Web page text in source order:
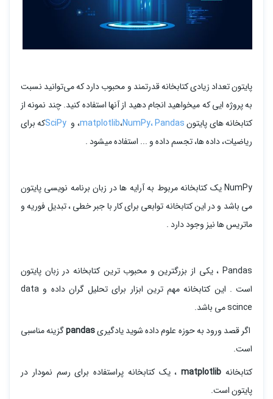
پایتون تعداد زیادی کتابخانه قدرتمند و محبوب دارد که می‌توانید نسبت
به پروژه ایی که میخواهید انجام دهید از آنها استفاده کنید. چند نمونه از
کتابخانه های پایتونNumPy، Pandas،matplotlib، و SciPyکه برای
ریاضیات، داده ها، تجسم داده و ... استفاده میشود .
NumPy یک کتابخانه مربوط به آرایه ها در زبان برنامه نویسی پایتون
می باشد و در این کتابخانه توابعی برای کار با جبر خطی ، تبدیل فوریه و
ماتریس ها نیز وجود دارد .
Pandas ، یکی از بزرگترین و محبوب ترین کتابخانه در زبان پایتون
است . این کتابخانه مهم ترین ابزار برای تحلیل گران داده و data
scince می باشد.
اگر قصد ورود به حوزه علوم داده شوید یادگیریpandasگزینه مناسبی
است.
کتابخانه matplotlib ، یک کتابخانه پراستفاده برای رسم نمودار در
پایتون است.